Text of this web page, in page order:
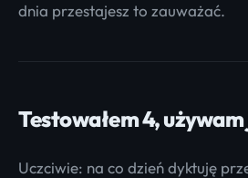
dnia przestajesz to zauważać.
Testowałem 4,
Uczciwie: na co dzień dyktuję